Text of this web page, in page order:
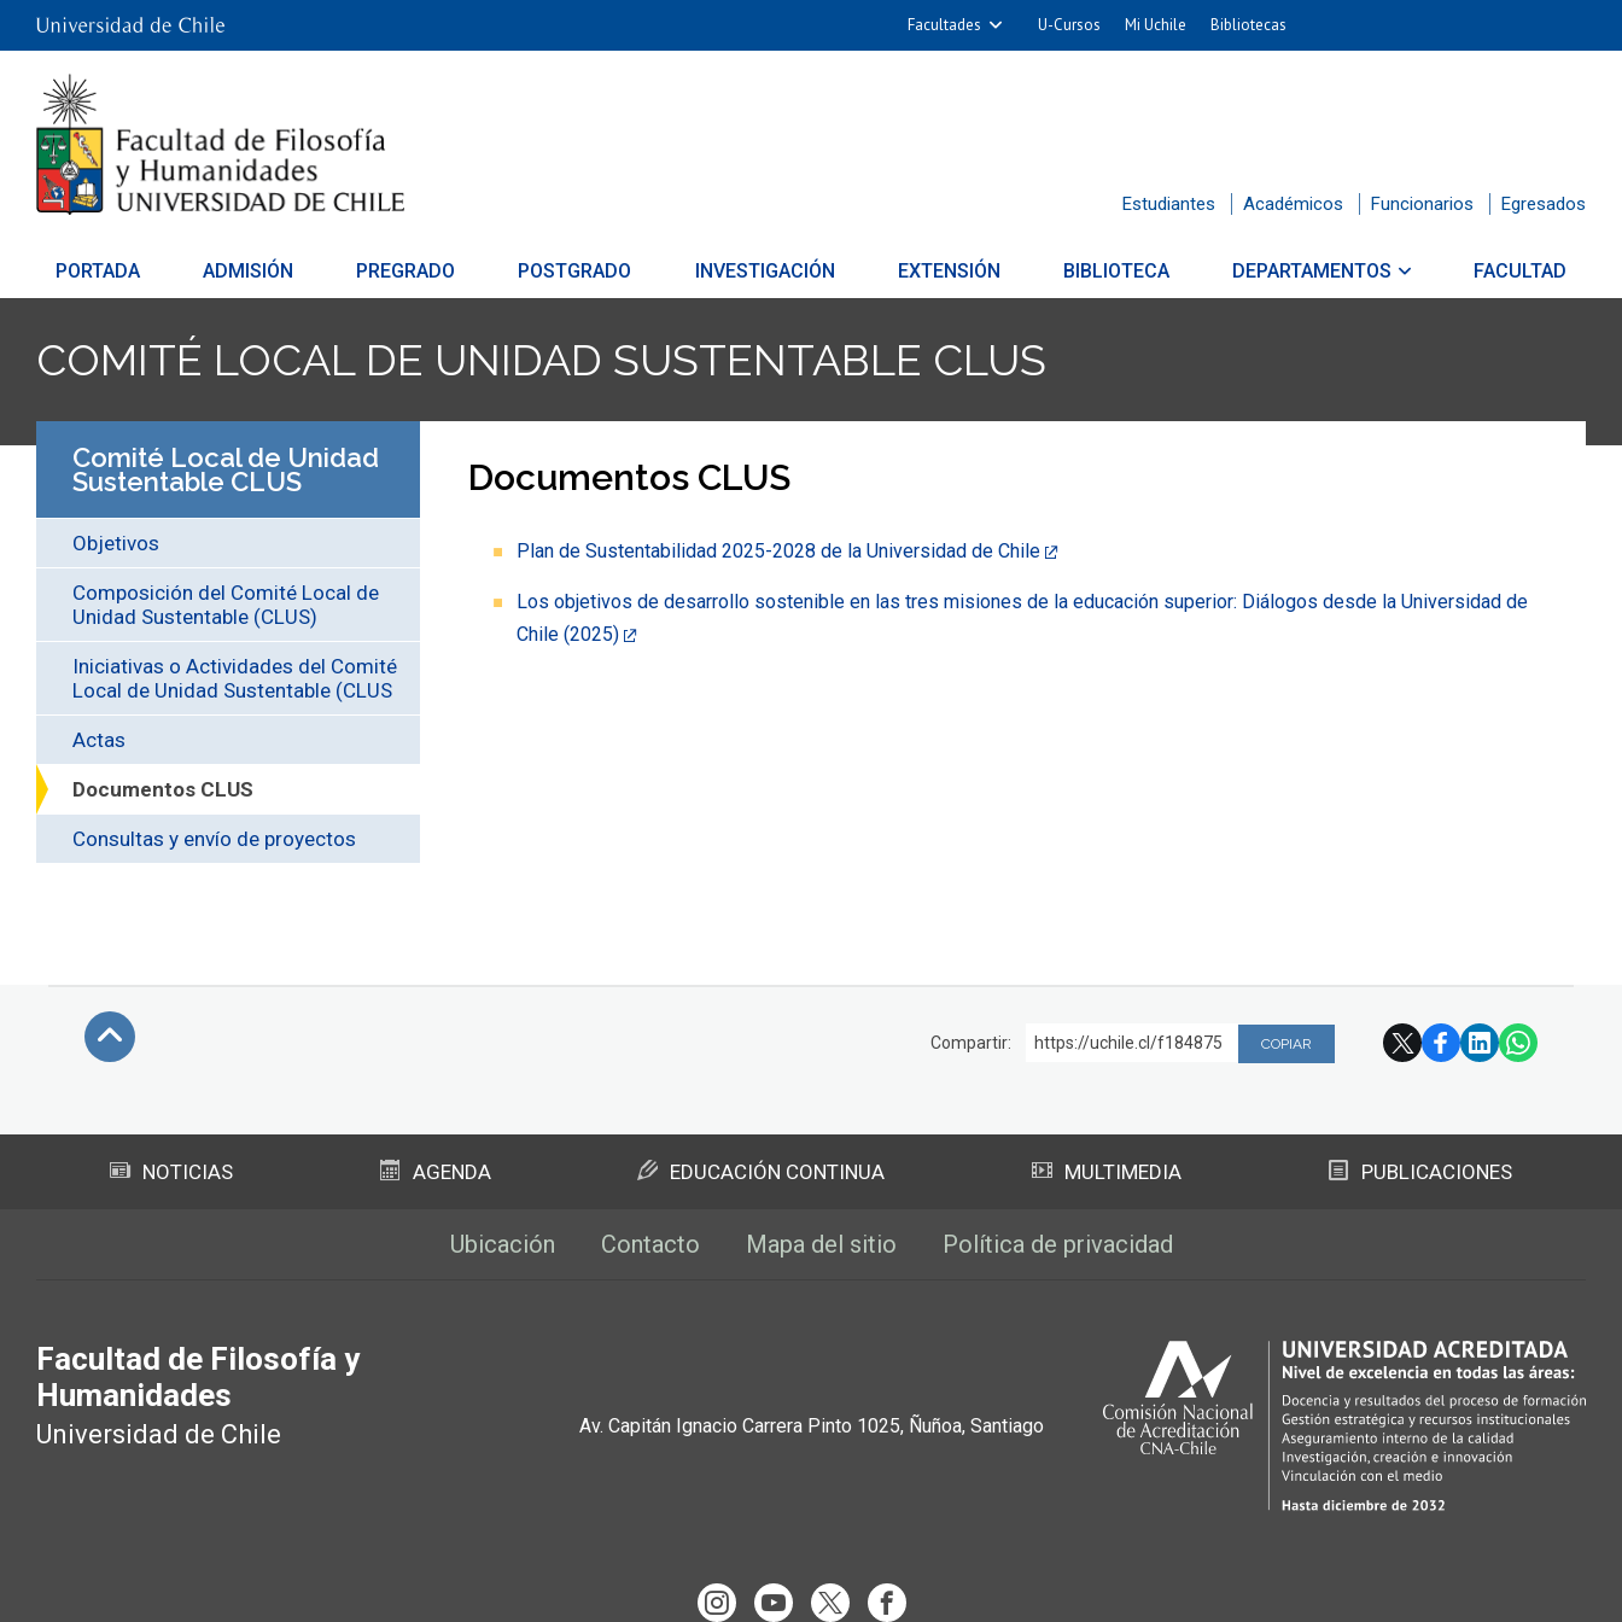
Facultades U-Cursos Mi Uchile Bibliotecas
Estudiantes Académicos Funcionarios Egresados
PORTADA ADMISIÓN PREGRADO POSTGRADO INVESTIGACIÓN EXTENSIÓN BIBLIOTECA DEPARTAMENTOS FACULTAD
COMITÉ LOCAL DE UNIDAD SUSTENTABLE CLUS
Comité Local de Unidad
Sustentable CLUS
Objetivos
Composición del Comité Local de
Unidad Sustentable (CLUS)
Iniciativas o Actividades del Comité
Local de Unidad Sustentable (CLUS
Actas
Documentos CLUS
Consultas y envío de proyectos
Documentos CLUS
Plan de Sustentabilidad 2025-2028 de la Universidad de Chile
Los objetivos de desarrollo sostenible en las tres misiones de la educación superior: Diálogos desde la Universidad de
Chile (2025)
Compartir: https://uchile.cl/f184875 COPIAR
NOTICIAS AGENDA EDUCACIÓN CONTINUA MULTIMEDIA PUBLICACIONES
Ubicación Contacto Mapa del sitio Política de privacidad
Facultad de Filosofía y
Humanidades
Universidad de Chile Av. Capitán Ignacio Carrera Pinto 1025, Ñuñoa, Santiago